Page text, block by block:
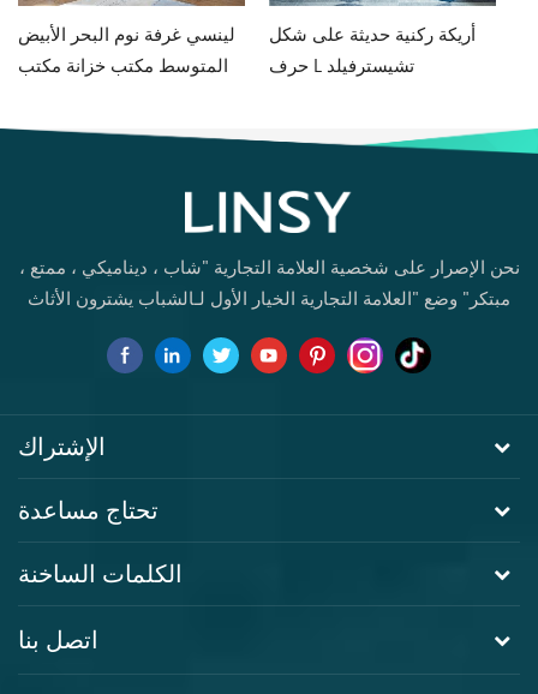
لينسي غرفة نوم البحر الأبيض
المتوسط مكتب خزانة مكتب
أريكة ركنية حديثة على شكل
حرف L تشيسترفيلد
نحن الإصرار على شخصية العلامة التجارية "شاب ، ديناميكي ، ممتع ،
مبتكر" وضع "العلامة التجارية الخيار الأول لـالشباب يشترون الأثاث
الإشتراك
تحتاج مساعدة
الكلمات الساخنة
اتصل بنا